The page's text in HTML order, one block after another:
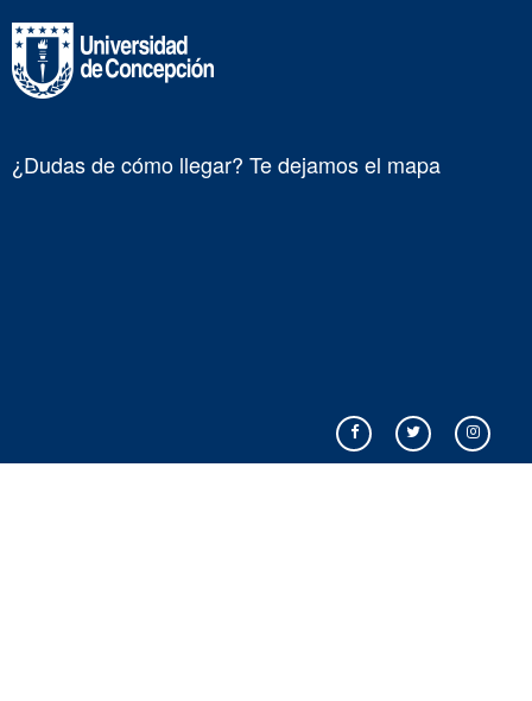
¿Dudas de cómo llegar? Te dejamos el mapa